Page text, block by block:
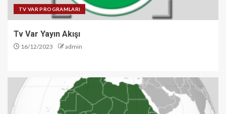
TV VAR PROGRAMLARI
Tv Var Yayın Akışı
16/12/2023 admin